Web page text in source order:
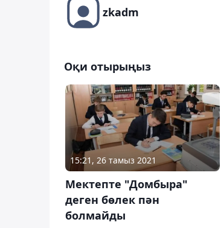
zkadm
Оқи отырыңыз
15:21, 26 тамыз 2021
Мектепте "Домбыра"
деген бөлек пән
болмайды